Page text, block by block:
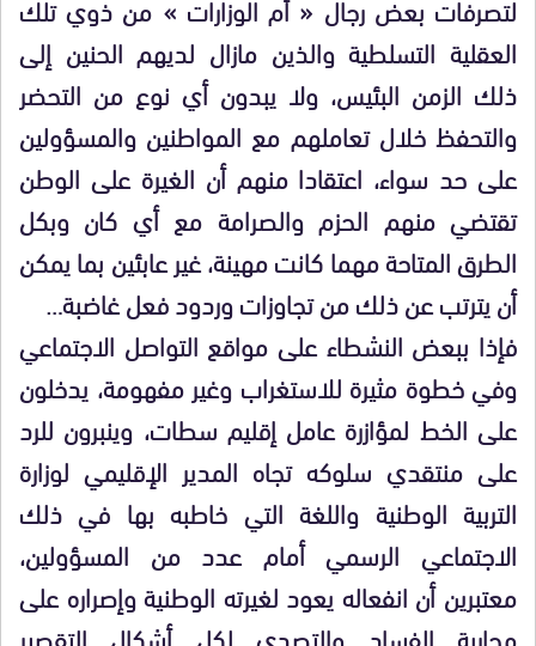
العقلية التسلطية والذين مازال لديهم الحنين إلى
ذلك الزمن البئيس، ولا يبدون أي نوع من التحضر
والتحفظ خلال تعاملهم مع المواطنين والمسؤولين
على حد سواء، اعتقادا منهم أن الغيرة على الوطن
تقتضي منهم الحزم والصرامة مع أي كان وبكل
الطرق المتاحة مهما كانت مهينة، غير عابئين بما يمكن
أن يترتب عن ذلك من تجاوزات وردود فعل غاضبة…
فإذا ببعض النشطاء على مواقع التواصل الاجتماعي
وفي خطوة مثيرة للاستغراب وغير مفهومة، يدخلون
على الخط لمؤازرة عامل إقليم سطات، وينبرون للرد
على منتقدي سلوكه تجاه المدير الإقليمي لوزارة
التربية الوطنية واللغة التي خاطبه بها في ذلك
الاجتماعي الرسمي أمام عدد من المسؤولين،
معتبرين أن انفعاله يعود لغيرته الوطنية وإصراره على